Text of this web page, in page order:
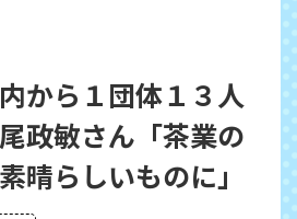
から１団体１３人
政敏さん「茶業の
晴らしいものに」